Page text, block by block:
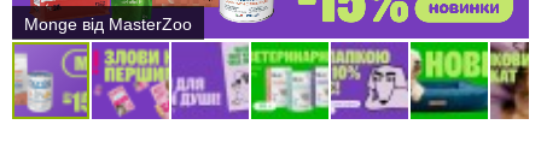
Monge від MasterZoo